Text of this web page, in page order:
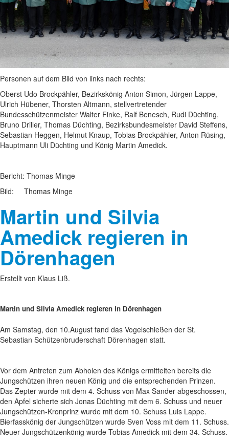
Personen auf dem Bild von links nach rechts:
Oberst Udo Brockpähler, Bezirkskönig Anton Simon, Jürgen Lappe,
Ulrich Hübener, Thorsten Altmann, stellvertretender
Bundesschützenmeister Walter Finke, Ralf Benesch, Rudi Düchting,
Bruno Driller, Thomas Düchting, Bezirksbundesmeister David Steffens,
Sebastian Heggen, Helmut Knaup, Tobias Brockpähler, Anton Rüsing,
Hauptmann Uli Düchting und König Martin Amedick.
Bericht: Thomas Minge
Bild: Thomas Minge
Martin und Silvia
Amedick regieren in
Dörenhagen
Erstellt von Klaus Liß.
Martin und Silvia Amedick regieren in Dörenhagen
Am Samstag, den 10.August fand das Vogelschießen der St.
Sebastian Schützenbruderschaft Dörenhagen statt.
Vor dem Antreten zum Abholen des Königs ermittelten bereits die
Jungschützen ihren neuen König und die entsprechenden Prinzen.
Das Zepter wurde mit dem 4. Schuss von Max Sander abgeschossen,
den Apfel sicherte sich Jonas Düchting mit dem 6. Schuss und neuer
Jungschützen-Kronprinz wurde mit dem 10. Schuss Luis Lappe.
Bierfasskönig der Jungschützen wurde Sven Voss mit dem 11. Schuss.
Neuer Jungschützenkönig wurde Tobias Amedick mit dem 34. Schuss.